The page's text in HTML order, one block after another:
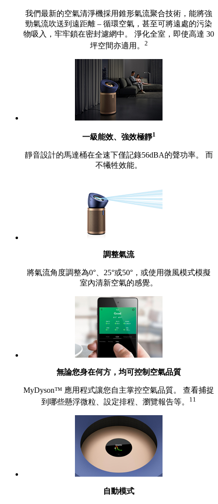
我們最新的空氣清淨機採用錐形氣流聚合技術，能將強
勁氣流吹送到遠距離 – 循環空氣，甚至可將遠處的污染
物吸入，牢牢鎖在密封濾網中。 淨化全室，即使高達 30
坪空間亦適用。 2
一級能效、強效極靜1
靜音設計的馬達桶在全速下僅記錄56dBA的聲功率。 而
不犧牲效能。
調整氣流
將氣流角度調整為0°、25°或50°，或使用微風模式模擬
室內清新空氣的感覺。
無論您身在何方，均可控制空氣品質
MyDyson™ 應用程式讓您自主掌控空氣品質。 查看捕捉
到哪些懸浮微粒、設定排程、瀏覽報告等。
11
自動模式